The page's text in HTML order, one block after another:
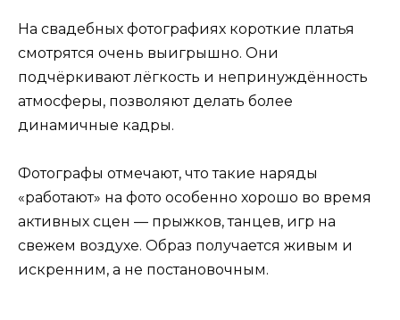
На свадебных фотографиях короткие платья
смотрятся очень выигрышно. Они
подчёркивают лёгкость и непринуждённость
атмосферы, позволяют делать более
динамичные кадры.
Фотографы отмечают, что такие наряды
«работают» на фото особенно хорошо во время
активных сцен — прыжков, танцев, игр на
свежем воздухе. Образ получается живым и
искренним, а не постановочным.